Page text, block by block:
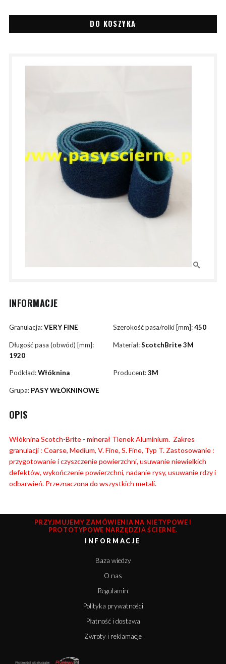
DO KOSZYKA
INFORMACJE
Granulacja:VERY FINE Szerokość pasa/rolki [mm]:450
Długość pasa (obwód) [mm]:
1920
Materiał:ScotchBrite 3M
Podkład:Włóknina Producent:3M
Grupa: PASY WŁÓKNINOWE
OPIS
Włóknina Scotch-Brite - minerał Tlenek Aluminium. Zakres
granulacji : Coarse, Medium, V. Fine, S. Fine, Typ T. Zastosowanie :
przygotowanie i czyszczenie powierzchni, usuwanie niewielkich
defektów, wykończenie powierzchni, nadanie rysy, usuwanie rdzy i
odbarwień. Przeznaczona do wszystkich metali.
PRZYJMUJEMY ZAMÓWIENIA NA NIETYPOWE I
PROTOTYPOWE NARZĘDZIA ŚCIERNE.
INFORMACJE
Baza wiedzy
O nas
Regulamin
Polityka prywatności
Płatność i dostawa
Zwroty i reklamacje